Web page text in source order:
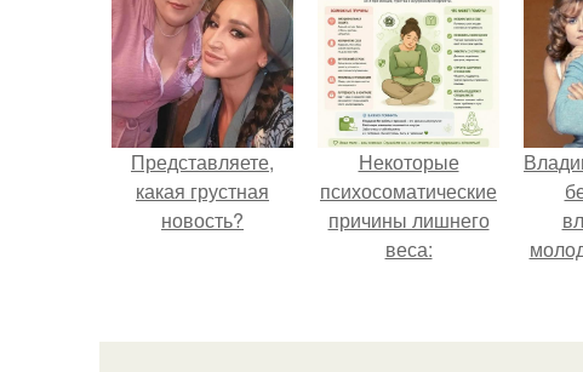
Представляете,
какая грустная
новость?
Некоторые
психосоматические
причины лишнего
веса: